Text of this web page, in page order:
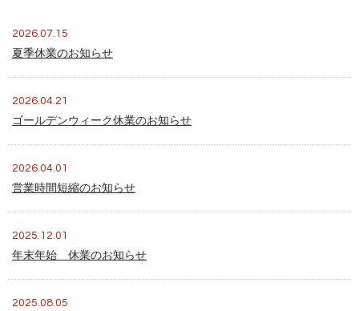
2026.07.15
夏季休業のお知らせ
2026.04.21
ゴールデンウィーク休業のお知らせ
2026.04.01
営業時間短縮のお知らせ
2025.12.01
年末年始 休業のお知らせ
2025.08.05